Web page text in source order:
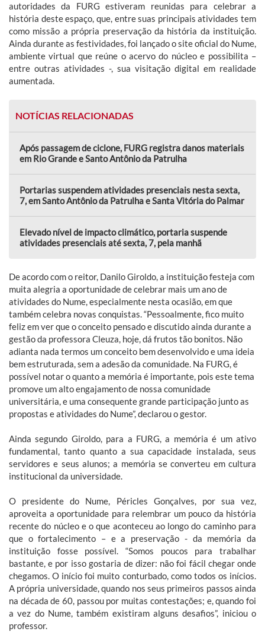
autoridades da FURG estiveram reunidas para celebrar a
história deste espaço, que, entre suas principais atividades tem
como missão a própria preservação da história da instituição.
Ainda durante as festividades, foi lançado o site oficial do Nume,
ambiente virtual que reúne o acervo do núcleo e possibilita –
entre outras atividades -, sua visitação digital em realidade
aumentada.
NOTÍCIAS RELACIONADAS
Após passagem de ciclone, FURG registra danos materiais
em Rio Grande e Santo Antônio da Patrulha
Portarias suspendem atividades presenciais nesta sexta,
7, em Santo Antônio da Patrulha e Santa Vitória do Palmar
Elevado nível de impacto climático, portaria suspende
atividades presenciais até sexta, 7, pela manhã
De acordo com o reitor, Danilo Giroldo, a instituição festeja com
muita alegria a oportunidade de celebrar mais um ano de
atividades do Nume, especialmente nesta ocasião, em que
também celebra novas conquistas. “Pessoalmente, fico muito
feliz em ver que o conceito pensado e discutido ainda durante a
gestão da professora Cleuza, hoje, dá frutos tão bonitos. Não
adianta nada termos um conceito bem desenvolvido e uma ideia
bem estruturada, sem a adesão da comunidade. Na FURG, é
possível notar o quanto a memória é importante, pois este tema
promove um alto engajamento de nossa comunidade
universitária, e uma consequente grande participação junto as
propostas e atividades do Nume”, declarou o gestor.
Ainda segundo Giroldo, para a FURG, a memória é um ativo
fundamental, tanto quanto a sua capacidade instalada, seus
servidores e seus alunos; a memória se converteu em cultura
institucional da universidade.
O presidente do Nume, Péricles Gonçalves, por sua vez,
aproveita a oportunidade para relembrar um pouco da história
recente do núcleo e o que aconteceu ao longo do caminho para
que o fortalecimento – e a preservação - da memória da
instituição fosse possível. “Somos poucos para trabalhar
bastante, e por isso gostaria de dizer: não foi fácil chegar onde
chegamos. O início foi muito conturbado, como todos os inícios.
A própria universidade, quando nos seus primeiros passos ainda
na década de 60, passou por muitas contestações; e, quando foi
a vez do Nume, também existiram alguns desafios”, iniciou o
professor.